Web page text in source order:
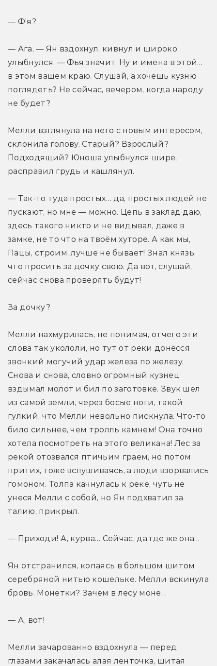
— Ф’я?
— Ага, — Ян вздохнул, кивнул и широко
улыбнулся. — Фья значит. Ну и имена в этой…
в этом вашем краю. Слушай, а хочешь кузню
поглядеть? Не сейчас, вечером, когда народу
не будет?
Мелли взглянула на него с новым интересом,
склонила голову. Старый? Взрослый?
Подходящий? Юноша улыбнулся шире,
расправил грудь и кашлянул.
— Так-то туда простых… да, простых людей не
пускают, но мне — можно. Цепь в заклад даю,
здесь такого никто и не видывал, даже в
замке, не то что на твоём хуторе. А как мы,
Пацы, строим, лучше не бывает! Знал князь,
что просить за дочку свою. Да вот, слушай,
сейчас снова проверять будут!
За дочку?
Мелли нахмурилась, не понимая, отчего эти
слова так укололи, но тут от реки донёсся
звонкий могучий удар железа по железу.
Снова и снова, словно огромный кузнец
вздымал молот и бил по заготовке. Звук шёл
из самой земли, через босые ноги, такой
гулкий, что Мелли невольно пискнула. Что-то
било сильнее, чем тролль камнем! Она точно
хотела посмотреть на этого великана! Лес за
рекой отозвался птичьим граем, но потом
притих, тоже вслушиваясь, а люди взорвались
гомоном. Толпа качнулась к реке, чуть не
унеся Мелли с собой, но Ян подхватил за
талию, прикрыл.
— Приходи! А, курва… Сейчас, да где же она…
Ян отстранился, копаясь в большом шитом
серебряной нитью кошельке. Мелли вскинула
бровь. Монетки? Зачем в лесу моне…
— А, вот!
Мелли зачарованно вздохнула — перед
глазами закачалась алая ленточка, шитая